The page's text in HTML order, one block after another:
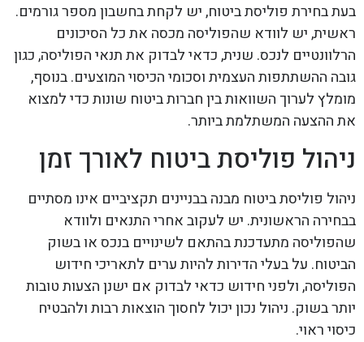
בעת בחירת פוליסת ביטוח, יש לקחת בחשבון מספר גורמים.
ראשית, יש לוודא שהפוליסה מכסה את כל הסיכונים
הרלוונטיים לנכס. שנית, כדאי לבדוק את תנאי הפוליסה, כגון
גובה ההשתתפות העצמית וסכומי הכיסוי המוצעים. בנוסף,
מומלץ לערוך השוואות בין חברות ביטוח שונות כדי למצוא
את ההצעה המשתלמת ביותר.
ניהול פוליסת ביטוח לאורך זמן
ניהול פוליסת ביטוח מבנה בבניינים תקציביים אינו מסתיים
בבחירה הראשונית. יש לעקוב אחרי התנאים ולוודא
שהפוליסה מתעדכנת בהתאם לשינויים בנכס או בשוק
הביטוח. על בעלי הדירות להיות ערים לתאריכי חידוש
הפוליסה, ולפני חידוש כדאי לבדוק אם ישנן הצעות טובות
יותר בשוק. ניהול נכון יכול לחסוך הוצאות רבות ולהבטיח
כיסוי ראוי.